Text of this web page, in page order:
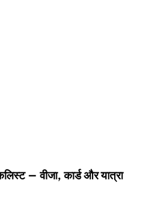
— वीजा, कार्ड और यात्रा